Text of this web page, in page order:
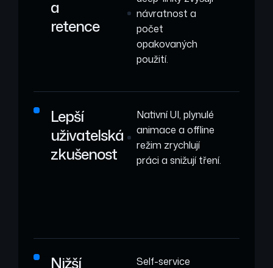
a
retence
návratnost a
počet
opakovaných
použití.
Lepší
uživatelská
zkušenost
Nativní UI, plynulé
animace a offline
režim zrychlují
práci a snižují tření.
Nižší
Self-service